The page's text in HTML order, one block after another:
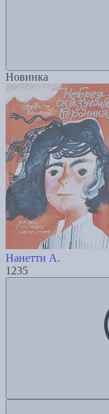
Новинка
Нанетти А.
1235